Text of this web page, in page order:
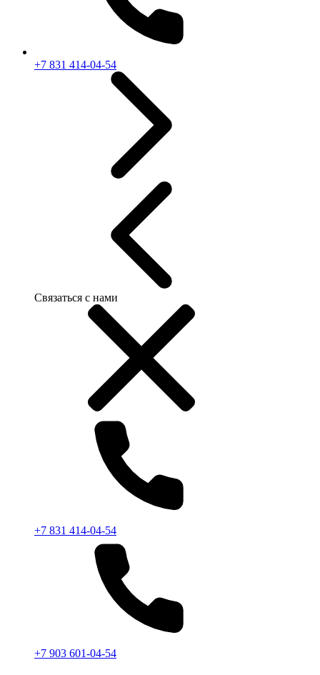
+7 831 414-04-54
Связаться с нами
+7 831 414-04-54
+7 903 601-04-54